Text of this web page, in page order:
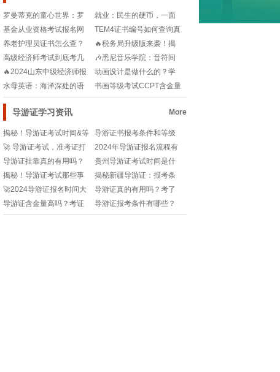
罗曼蒂克的童心世界：罗
门幼儿园探秘👶🎨!
就业：民生的硬币，一面
是稳定，一面是梦想
基金从业资格考试报名网
在哪里？小白如何快
TEM4证书编号如何查询真
伪？大学英语专
养老护理员证书怎么查？
官网入口在哪？新手
🔥税务局升级版来袭！揭
秘自然人电子税务局
高级经济师考试到底考几
科？一次搞定备考规
🎶悉尼音乐学院：音符间
的艺术之旅🔍，梦想
🔥2024山东中级经济师报
考新规则大揭秘
动画设计是做什么的？学
动画设计能从事哪些
水母英语：海洋深处的语
言艺术|Morph
书画等级考试CCPT含金量
高吗？值得考吗
导游证学习资讯 More
揭秘！导游证考试时间&等
级全解析🔍🌟
导游证书报考条件和等级
划分？想考导游证必看！
🚀 导游证考试，准考证打
印通道大揭秘！ 📝🔍
2024年导游证报名流程有
哪些？小白如何快速上
手？
导游证挂靠真的有用吗？
揭秘挂靠背后的真实价
值！
贵州导游证考试时间是什
么时候？如何高效备考不
踩坑？
揭秘！导游证考试那些事
儿：内容详解与硬核条件
解读🔍!
揭秘新疆导游证：报考条
件&费用全解析💰 |
🚀2024导游证报名时间大
揭秘！你准备好了吗？!
导游证真的有用吗？考了
能干嘛？旅游达人必看！
导游证含金量高吗？考证
值不值得？小白必看！
导游证报考条件有哪些？
小白如何快速上岸？